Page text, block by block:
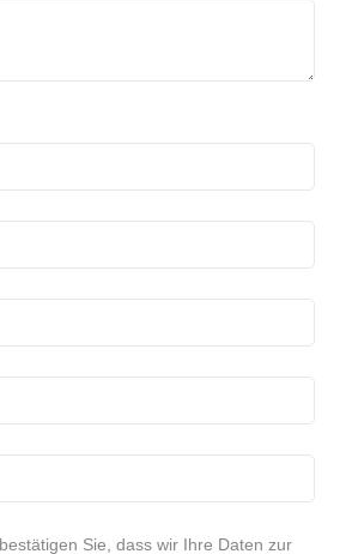
Sie, dass wir Ihre Daten zur